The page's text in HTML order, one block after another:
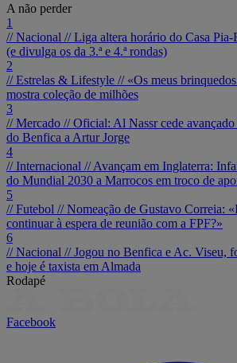
A não perder
1
// Nacional //Liga altera horário do Casa Pia-
(e divulga os da 3.ª e 4.ª rondas)
2
// Estrelas & Lifestyle // «Os meus
mostra coleção de milhões
3
// Mercado //Oficial: Al Nassr cede avançado
do Benfica a Artur Jorge
4
// Internacional //Avançam em Inglaterra:
do Mundial 2030 a Marrocos em troco de
5
// Futebol //Nomeação de Gustavo Correia:
continuar à espera de reunião com a FPF?»
6
// Nacional //Jogou no Benfica e Ac. Viseu,
e hoje é taxista em Almada
Rodapé
Facebook